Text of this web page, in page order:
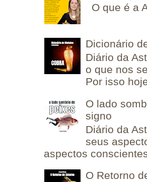
O que é a
Dicionário
Diário da
o que nos
Por isso
O lado
signo
Diário da
seus
aspectos
O Retorno